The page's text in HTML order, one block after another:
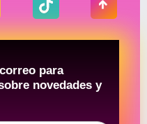
para
novedades y